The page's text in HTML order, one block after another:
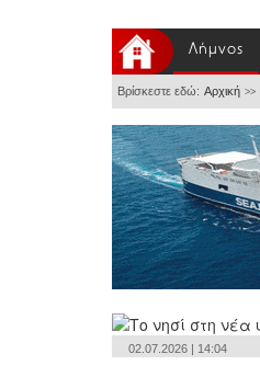
Λήμνος
Βρίσκεστε εδώ: Αρχική >>
02.07.2026 | 14:04